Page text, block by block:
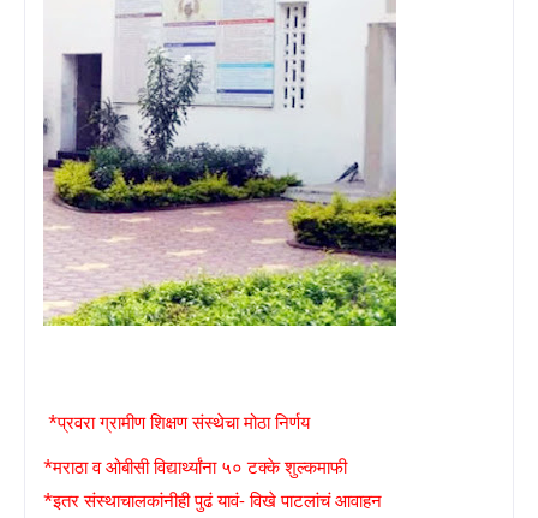
*प्रवराग्रामीण शिक्षण संस्थेचा मोठा निर्णय
*मराठा व ओबीसी विद्यार्थ्यांना ५० टक्के शुल्कमाफी
*इतर संस्थाचालकांनीही पुढं यावं- विखे पाटलांचं आवाहन